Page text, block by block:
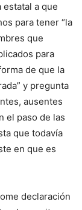
a que
para tener “la
que
para
de que la
y pregunta
ausentes
el paso de las
que todavía
en que es
declaración